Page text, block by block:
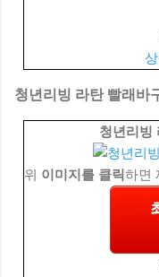
청년리빙 라탄 빨래바
청년리빙
위 이미지를 클릭하면